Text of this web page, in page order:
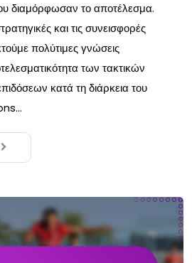
διαμόρφωσαν το αποτέλεσμα.
και τις συνεισφορές
πολύτιμες γνώσεις
των τακτικών
κατά τη διάρκεια του